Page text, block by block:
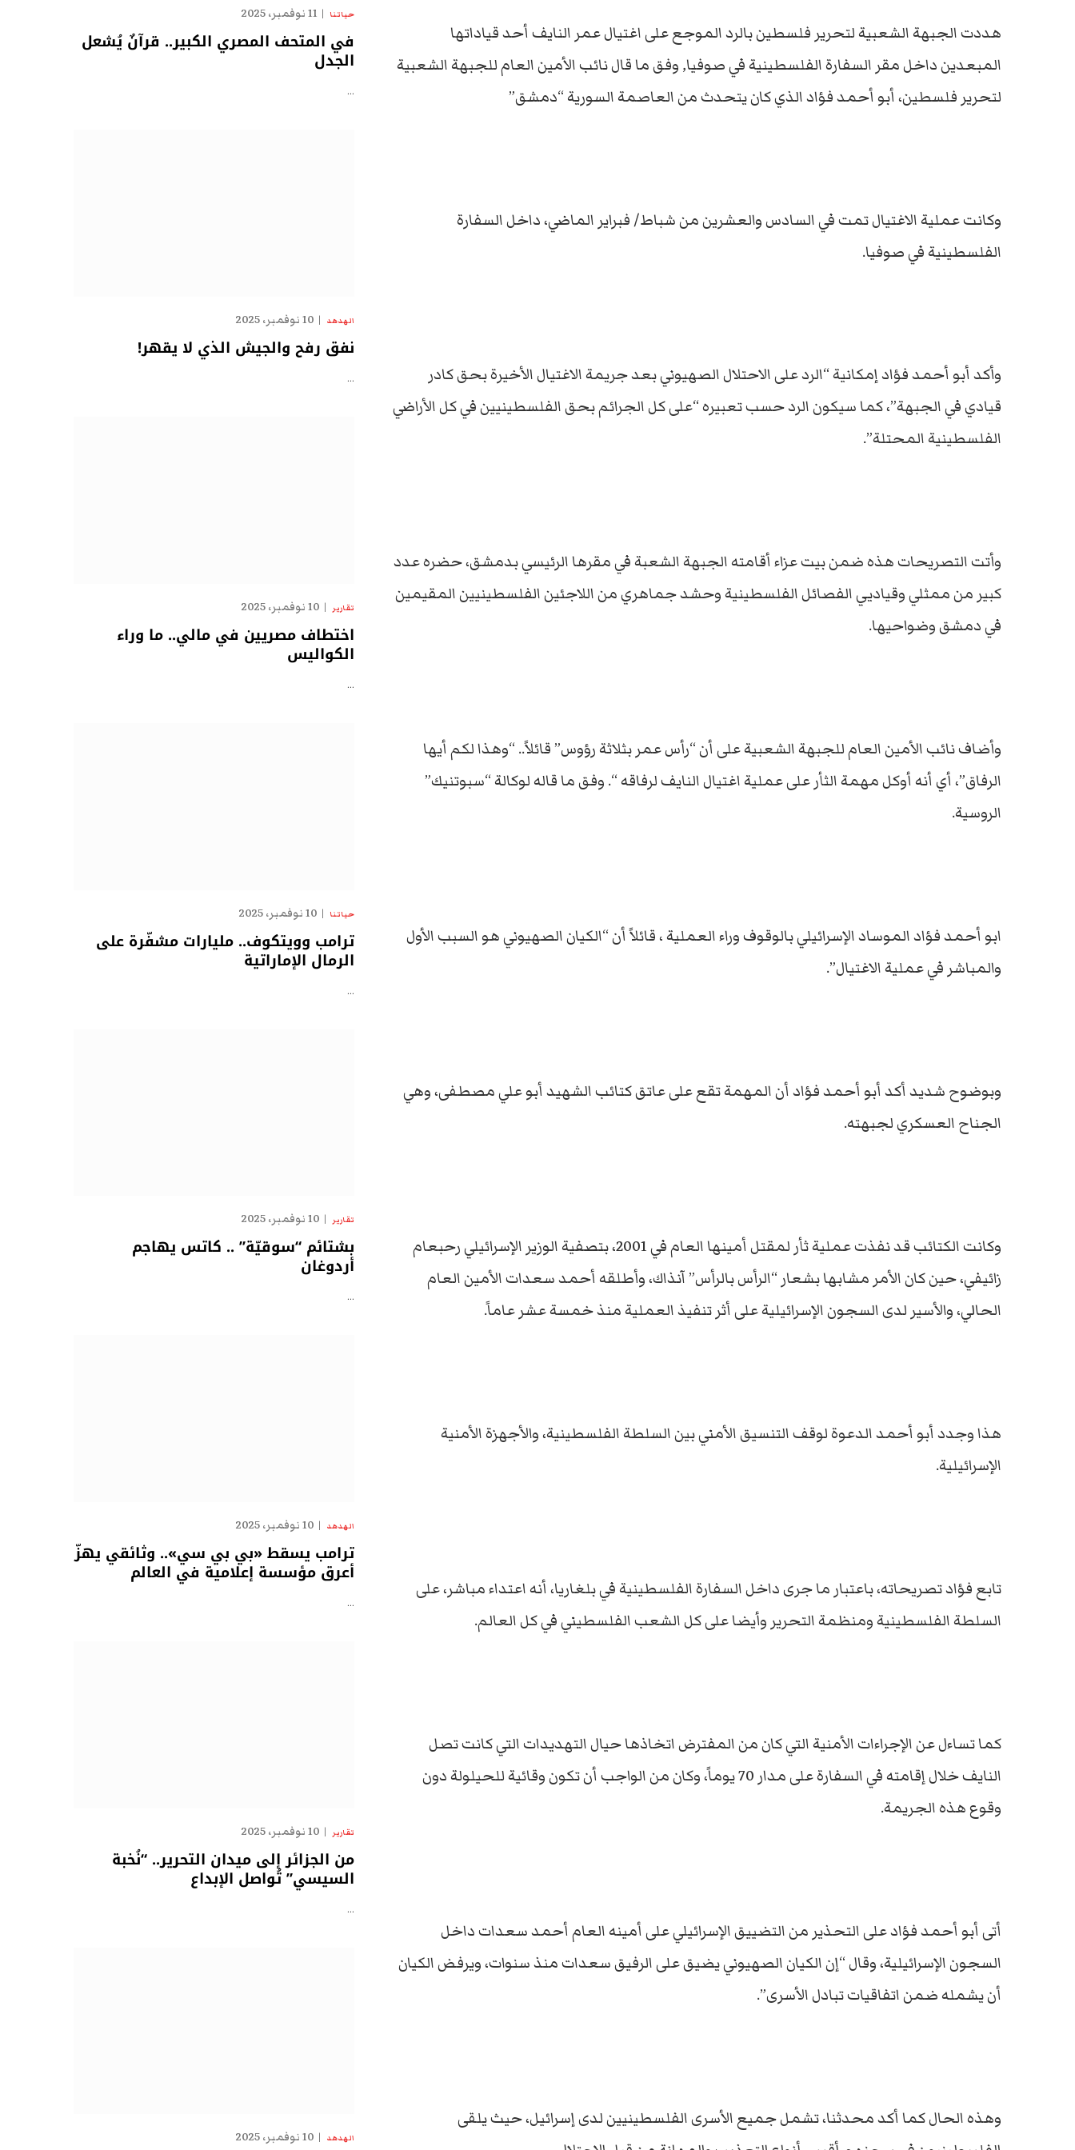
هددت الجبهة الشعبية لتحرير فلسطين بالرد الموجع على اغتيال عمر النايف أحد قياداتها
المبعدين داخل مقر السفارة الفلسطينية في صوفيا, وفق ما قال نائب الأمين العام للجبهة الشعبية
لتحرير فلسطين، أبو أحمد فؤاد الذي كان يتحدث من العاصمة السورية “دمشق”
وكانت عملية الاغتيال تمت في السادس والعشرين من شباط/ فبراير الماضي، داخل السفارة
الفلسطينية في صوفيا.
وأكد أبو أحمد فؤاد إمكانية “الرد على الاحتلال الصهيوني بعد جريمة الاغتيال الأخيرة بحق كادر
قيادي في الجبهة”، كما سيكون الرد حسب تعبيره “على كل الجرائم بحق الفلسطينيين في كل الأراضي
الفلسطينية المحتلة”.
وأتت التصريحات هذه ضمن بيت عزاء أقامته الجبهة الشعبة في مقرها الرئيسي بدمشق، حضره عدد
كبير من ممثلي وقياديي الفصائل الفلسطينية وحشد جماهري من اللاجئين الفلسطينيين المقيمين
في دمشق وضواحيها.
وأضاف نائب الأمين العام للجبهة الشعبية على أن “رأس عمر بثلاثة رؤوس” قائلاً.. “وهذا لكم أيها
الرفاق”، أي أنه أوكل مهمة الثأر على عملية اغتيال النايف لرفاقه “. وفق ما قاله لوكالة “سبوتنيك”
الروسية.
ابو أحمد فؤاد الموساد الإسرائيلي بالوقوف وراء العملية ، قائلاً أن “الكيان الصهيوني هو السبب الأول
والمباشر في عملية الاغتيال”.
وبوضوح شديد أكد أبو أحمد فؤاد أن المهمة تقع على عاتق كتائب الشهيد أبو علي مصطفى، وهي
الجناح العسكري لجبهته.
وكانت الكتائب قد نفذت عملية ثأر لمقتل أمينها العام في 2001، بتصفية الوزير الإسرائيلي رحبعام
زائيفي، حين كان الأمر مشابها بشعار “الرأس بالرأس” آنذاك، وأطلقه أحمد سعدات الأمين العام
الحالي، والأسير لدى السجون الإسرائيلية على أثر تنفيذ العملية منذ خمسة عشر عاماً.
هذا وجدد أبو أحمد الدعوة لوقف التنسيق الأمني بين السلطة الفلسطينية، والأجهزة الأمنية
الإسرائيلية.
تابع فؤاد تصريحاته، باعتبار ما جرى داخل السفارة الفلسطينية في بلغاريا، أنه اعتداء مباشر، على
السلطة الفلسطينية ومنظمة التحرير وأيضا على كل الشعب الفلسطيني في كل العالم.
كما تساءل عن الإجراءات الأمنية التي كان من المفترض اتخاذها حيال التهديدات التي كانت تصل
النايف خلال إقامته في السفارة على مدار 70 يوماً، وكان من الواجب أن تكون وقائية للحيلولة دون
وقوع هذه الجريمة.
أتى أبو أحمد فؤاد على التحذير من التضييق الإسرائيلي على أمينه العام أحمد سعدات داخل
السجون الإسرائيلية، وقال “إن الكيان الصهيوني يضيق على الرفيق سعدات منذ سنوات، ويرفض الكيان
أن يشمله ضمن اتفاقيات تبادل الأسرى”.
وهذه الحال كما أكد محدثنا، تشمل جميع الأسرى الفلسطينيين لدى إسرائيل، حيث يلقى
حياتنا 11 نوفمبر، 2025
في المتحف المصري الكبير.. قرآنٌ يُشعل
الجدل
…
الهدهد 10 نوفمبر، 2025
نفق رفح والجيش الذي لا يقهر!
…
تقارير 10 نوفمبر، 2025
اختطاف مصريين في مالي.. ما وراء
الكواليس
…
حياتنا 10 نوفمبر، 2025
ترامب وويتكوف.. مليارات مشفّرة على
الرمال الإماراتية
…
تقارير 10 نوفمبر، 2025
بشتائم “سوقيّة” .. كاتس يهاجم
أردوغان
…
الهدهد 10 نوفمبر، 2025
ترامب يسقط «بي بي سي».. وثائقي يهزّ
أعرق مؤسسة إعلامية في العالم
…
تقارير 10 نوفمبر، 2025
من الجزائر إلى ميدان التحرير.. “نُخبة
السيسي” تُواصل الإبداع
…
الهدهد 10 نوفمبر، 2025